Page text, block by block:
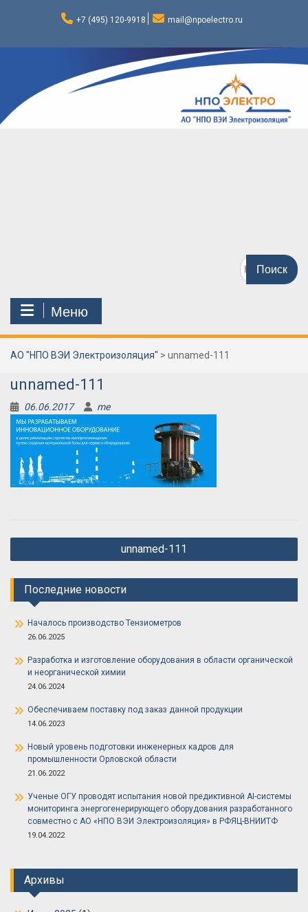
+7 (495) 120-9918 mail@npoelectro.ru
Поиск
по:
Меню
АО "НПО ВЭИ Электроизоляция" > unnamed-111
unnamed-111
06.06.2017 me
Навигация
по
записям
unnamed-111
Последние новости
Началось производство Тензиометров
26.06.2025
Разработка и изготовление оборудования в области органической
и неорганической химии
24.06.2024
Обеспечиваем поставку под заказ данной продукции
14.06.2023
Новый уровень подготовки инженерных кадров для
промышленности Орловской области
21.06.2022
Ученые ОГУ проводят испытания новой предиктивной AI-системы
мониторинга энергогенерирующего оборудования разработанного
совместно с АО «НПО ВЭИ Электроизоляция» в РФЯЦ-ВНИИТФ
19.04.2022
Архивы